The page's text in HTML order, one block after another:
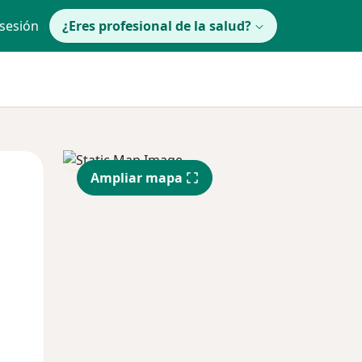
¿Eres profesional de la salud?
Mié
12 Ago
Jue
13 Ago
Ampliar mapa